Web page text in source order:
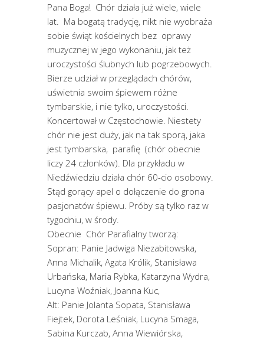
Pana Boga! Chór działa już wiele, wiele
lat. Ma bogatą tradycję, nikt nie wyobraża
sobie świąt kościelnych bez oprawy
muzycznej w jego wykonaniu, jak też
uroczystości ślubnych lub pogrzebowych.
Bierze udział w przeglądach chórów,
uświetnia swoim śpiewem różne
tymbarskie, i nie tylko, uroczystości.
Koncertował w Częstochowie. Niestety
chór nie jest duży, jak na tak sporą, jaka
jest tymbarska, parafię (chór obecnie
liczy 24 członków). Dla przykładu w
Niedźwiedziu działa chór 60-cio osobowy.
Stąd gorący apel o dołączenie do grona
pasjonatów śpiewu. Próby są tylko raz w
tygodniu, w środy.
Obecnie Chór Parafialny tworzą:
Sopran: Panie Jadwiga Niezabitowska,
Anna Michalik, Agata Królik, Stanisława
Urbańska, Maria Rybka, Katarzyna Wydra,
Lucyna Woźniak, Joanna Kuc,
Alt: Panie Jolanta Sopata, Stanisława
Fiejtek, Dorota Leśniak, Lucyna Smaga,
Sabina Kurczab, Anna Wiewiórska,